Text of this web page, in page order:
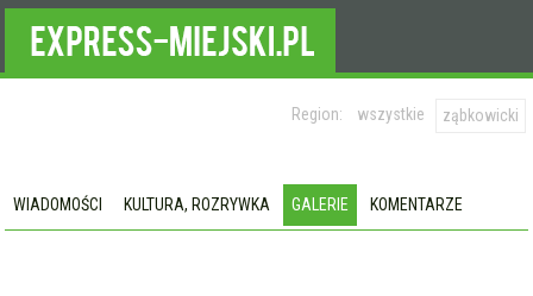
Region: wszystkie ząbkowicki
WIADOMOŚCI KULTURA, ROZRYWKA GALERIE KOMENTARZE